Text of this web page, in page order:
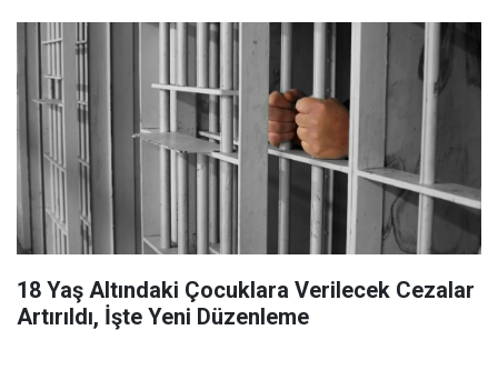
18 Yaş Altındaki Çocuklara Verilecek Cezalar
Artırıldı, İşte Yeni Düzenleme